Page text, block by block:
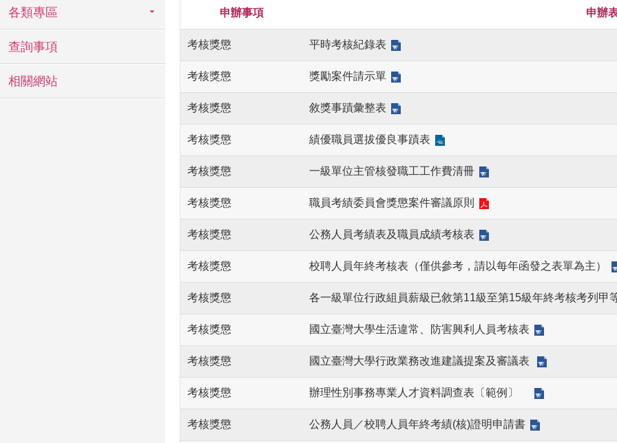
各類專區
查詢事項
相關網站
申辦事項 申辦
考核獎懲 平時考核紀錄表
考核獎懲 獎勵案件請示單
考核獎懲 敘獎事蹟彙整表
考核獎懲 績優職員選拔優良事蹟表
考核獎懲 一級單位主管核發職工工作費清冊
考核獎懲 職員考績委員會獎懲案件審議原則
考核獎懲 公務人員考績表及職員成績考核表
考核獎懲 校聘人員年終考核表（僅供參考，請以每年函發之表單為主）
考核獎懲 各一級單位行政組員薪級已敘第11級至第15級年終考核考列甲
考核獎懲 國立臺灣大學生活違常、防害興利人員考核表
考核獎懲 國立臺灣大學行政業務改進建議提案及審議表
考核獎懲 辦理性別事務專業人才資料調查表〔範例〕
考核獎懲 公務人員／校聘人員年終考績(核)證明申請書